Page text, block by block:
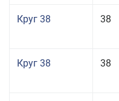
Круг 38 38
Круг 38 38